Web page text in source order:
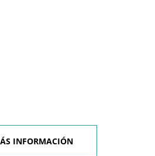
INFORMACIÓN